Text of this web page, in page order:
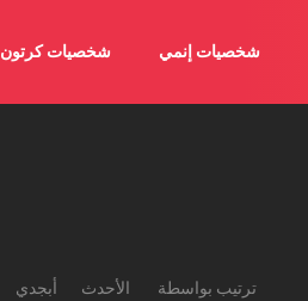
شخصيات إنمي شخصيات كرتون
ترتيب بواسطة الأحدث أبجدي